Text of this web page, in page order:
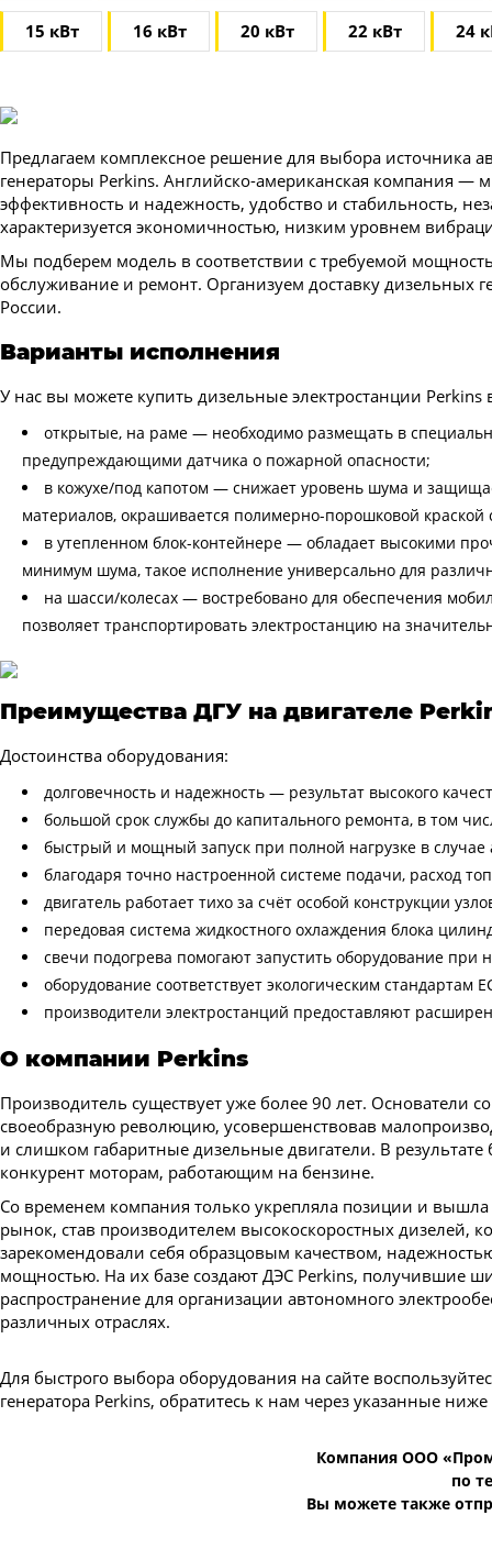
15 кВт 16 кВт 20 кВт 22 кВт 24
Предлагаем комплексное решение для выбора источника
генераторы Perkins. Английско-американская компания
эффективность и надежность, удобство и стабильность,
характеризуется экономичностью, низким уровнем
Мы подберем модель в соответствии с требуемой
обслуживание и ремонт. Организуем доставку дизельных
России.
Варианты исполнения
У нас вы можете купить дизельные электростанции
открытые, на раме — необходимо размещать в
предупреждающими датчика о пожарной опасности;
в кожухе/под капотом — снижает уровень шума и
материалов, окрашивается полимерно-порошковой
в утепленном блок-контейнере — обладает высокими
минимум шума, такое исполнение универсально для
на шасси/колесах — востребовано для обеспечения
позволяет транспортировать электростанцию на
Преимущества ДГУ на двигателе
Достоинства оборудования:
долговечность и надежность — результат высокого
большой срок службы до капитального ремонта, в том
быстрый и мощный запуск при полной нагрузке в
благодаря точно настроенной системе подачи, расход
двигатель работает тихо за счёт особой конструкции
передовая система жидкостного охлаждения блока
свечи подогрева помогают запустить оборудование при
оборудование соответствует экологическим стандартам
производители электростанций предоставляют
О компании Perkins
Производитель существует уже более 90 лет. Основатели
своеобразную революцию, усовершенствовав
и слишком габаритные дизельные двигатели. В результате
конкурент моторам, работающим на бензине.
Со временем компания только укрепляла позиции и
рынок, став производителем высокоскоростных дизелей,
зарекомендовали себя образцовым качеством,
мощностью. На их базе создают ДЭС Perkins, получившие
распространение для организации автономного
различных отраслях.
Для быстрого выбора оборудования на сайте
генератора Perkins, обратитесь к нам через указанные
Компания ООО
по
Вы можете также